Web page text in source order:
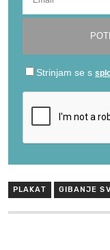
PLAKAT GIBANJE